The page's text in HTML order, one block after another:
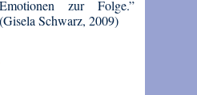
Emotionen zur Folge.”
(Gisela Schwarz, 2009)